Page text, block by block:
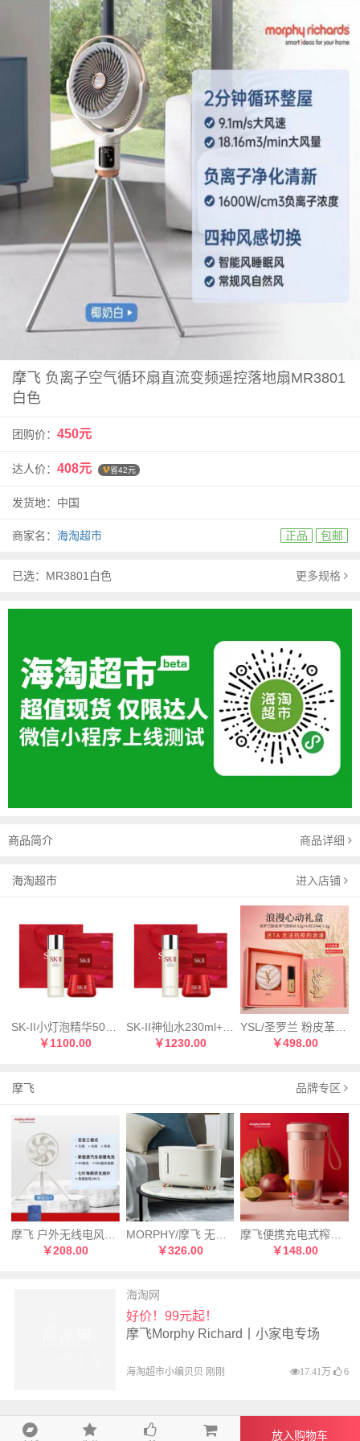
摩飞 负离子空气循环扇直流变频遥控落地扇MR3801
白色
团购价： 450元
达人价： 408元 省42元
发货地：中国
商家名： 海淘超市 正品 包邮
已选：MR3801白色 更多规格
商品简介 商品详细
海淘超市 进入店铺
￥1100.00
SK-II神仙水230ml+SK-II大红瓶面霜80g清爽
￥1230.00
￥498.00
摩飞 品牌专区
￥208.00
MORPHY/摩飞 无雾加湿器 MR2081
￥326.00
￥148.00
海淘网
好价！99元起！
摩飞Morphy Richard丨小家电专场
海淘超市小编贝贝 刚刚 17.41万 6
放入购物车